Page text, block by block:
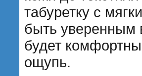
табуретку с
быть уверенным
будет
ощупь.